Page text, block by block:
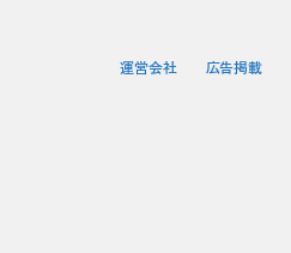
運営会社 広告掲載